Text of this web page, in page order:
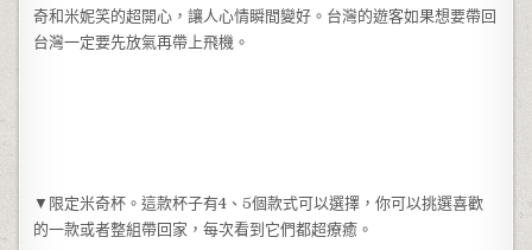
奇和米妮笑的超開心，讓人心情瞬間變好。台灣的遊客如果想要帶回
台灣一定要先放氣再帶上飛機。
▼限定米奇杯。這款杯子有4、5個款式可以選擇，你可以挑選喜歡
的一款或者整組帶回家，每次看到它們都超療癒。